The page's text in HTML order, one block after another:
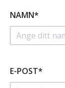
NAMN*
E-POST*